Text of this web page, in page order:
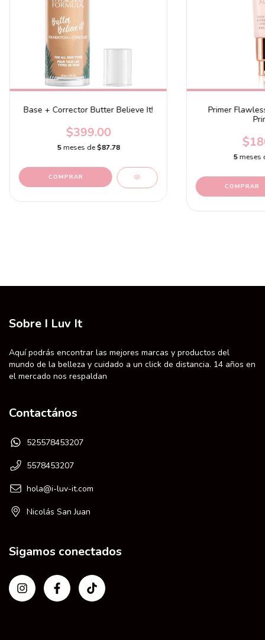
Base + Corrector Butter Believe It!
$399.00
5 meses de$87.78
COMPRAR
Primer
5meses
Sobre I Luv It
Aquí podrás encontrar las mejores marcas y productos del
mundo de la belleza y cuidado a un click de distancia. 14 años en
el mercado nos respaldan
Contactános
525578453207
5578453207
hola@i-luv-it.com
Nicolás San Juan
Sigamos conectados